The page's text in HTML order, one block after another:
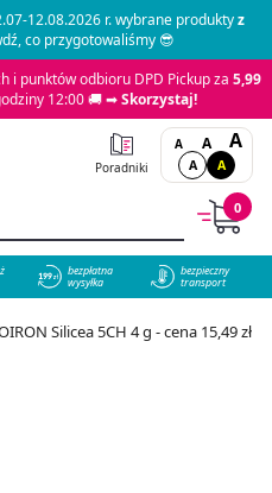
12.08.2026 r. wybrane produktyz
co przygotowaliśmy 😎
i punktów odbioru DPD Pickup za 5,99
12:00 🚚 ➡Skorzystaj!
Poradniki
A A A
A A
0
bezpłatna
wysyłka
bezpieczny
transport
Silicea 5CH 4 g - cena 15,49 zł